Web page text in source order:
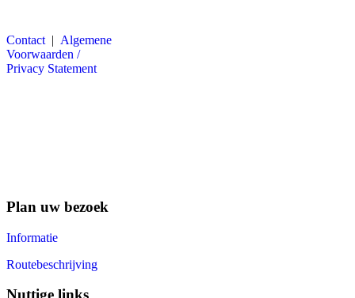
Contact | Algemene
Voorwaarden /
Privacy Statement
Plan uw bezoek
Informatie
Routebeschrijving
Nuttige links